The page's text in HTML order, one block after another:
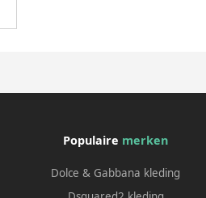
Populaire merken
Dolce & Gabbana kleding